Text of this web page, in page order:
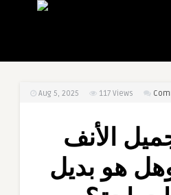
Aug 5, 2025 117 Views
الأنف
وهل هو بديل